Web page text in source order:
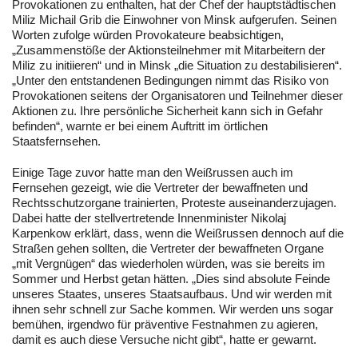
Provokationen zu enthalten, hat der Chef der hauptstädtischen
Miliz Michail Grib die Einwohner von Minsk aufgerufen. Seinen
Worten zufolge würden Provokateure beabsichtigen,
„Zusammenstöße der Aktionsteilnehmer mit Mitarbeitern der
Miliz zu initiieren“ und in Minsk „die Situation zu destabilisieren“.
„Unter den entstandenen Bedingungen nimmt das Risiko von
Provokationen seitens der Organisatoren und Teilnehmer dieser
Aktionen zu. Ihre persönliche Sicherheit kann sich in Gefahr
befinden“, warnte er bei einem Auftritt im örtlichen
Staatsfernsehen.
Einige Tage zuvor hatte man den Weißrussen auch im
Fernsehen gezeigt, wie die Vertreter der bewaffneten und
Rechtsschutzorgane trainierten, Proteste auseinanderzujagen.
Dabei hatte der stellvertretende Innenminister Nikolaj
Karpenkow erklärt, dass, wenn die Weißrussen dennoch auf die
Straßen gehen sollten, die Vertreter der bewaffneten Organe
„mit Vergnügen“ das wiederholen würden, was sie bereits im
Sommer und Herbst getan hätten. „Dies sind absolute Feinde
unseres Staates, unseres Staatsaufbaus. Und wir werden mit
ihnen sehr schnell zur Sache kommen. Wir werden uns sogar
bemühen, irgendwo für präventive Festnahmen zu agieren,
damit es auch diese Versuche nicht gibt“, hatte er gewarnt.